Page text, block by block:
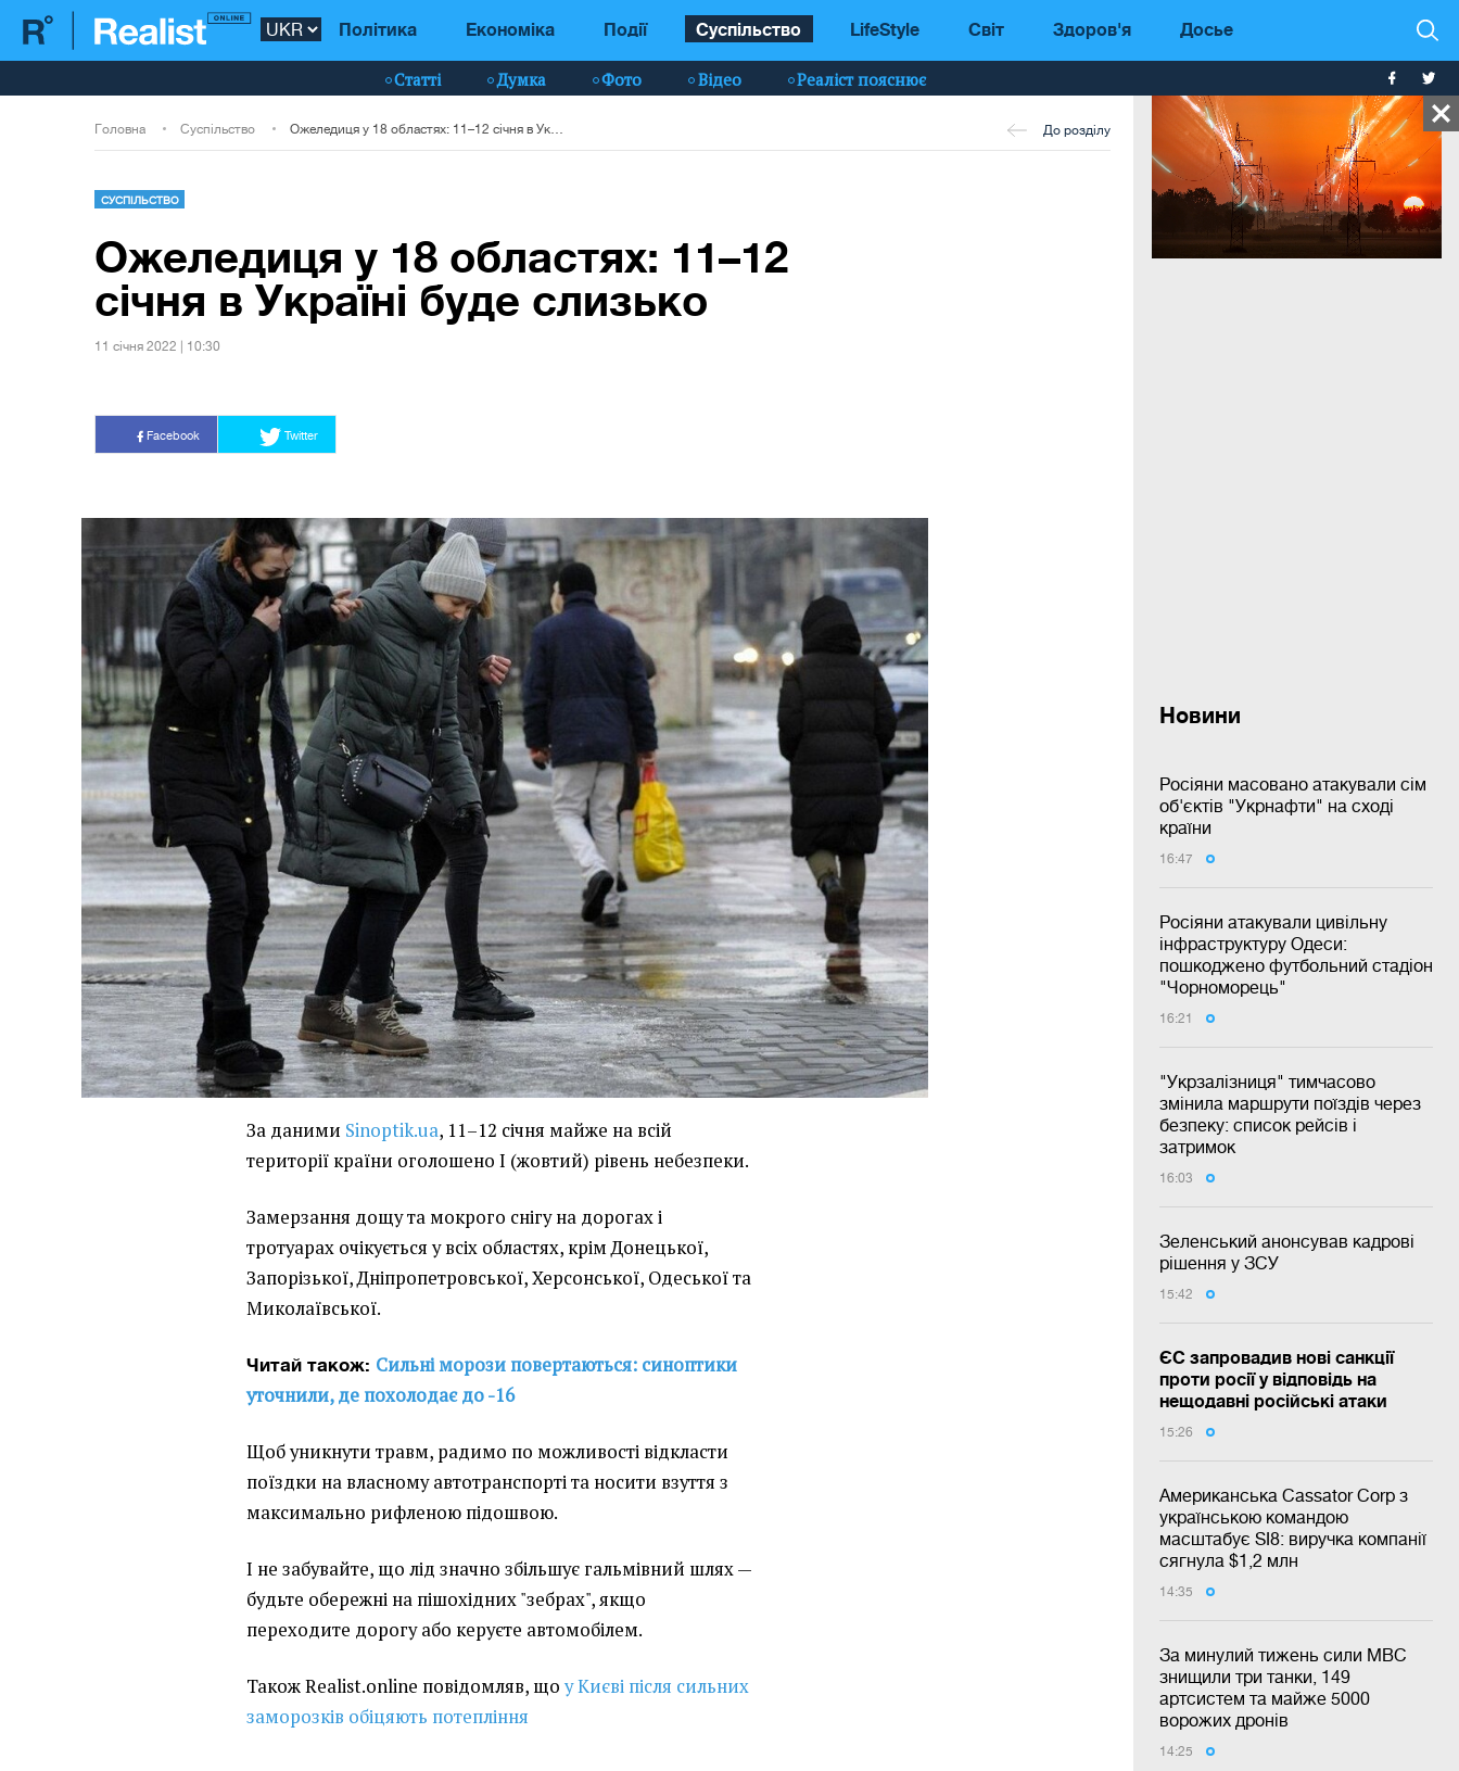
Політика Економіка Події Суспільство LifeStyle Світ Здоров'я Досье
Статті Думка Фото Відео Реаліст пояснює
Новини
Росіяни масовано атакували сім
об'єктів "Укрнафти" на сході
країни
16:47
Росіяни атакували цивільну
інфраструктуру Одеси:
пошкоджено футбольний стадіон
"Чорноморець"
16:21
"Укрзалізниця" тимчасово
змінила маршрути поїздів через
безпеку: список рейсів і
затримок
16:03
Зеленський анонсував кадрові
рішення у ЗСУ
15:42
ЄС запровадив нові санкції
проти росії у відповідь на
нещодавні російські атаки
15:26
Американська Cassator Corp з
українською командою
масштабує SI8: виручка компанії
сягнула $1,2 млн
14:35
За минулий тижень сили МВС
знищили три танки, 149
артсистем та майже 5000
ворожих дронів
14:25
Головна Суспільство До розділу
СУСПІЛЬСТВО
Ожеледиця у 18 областях: 11–12
січня в Україні буде слизько
11 сiчня 2022 | 10:30
Facebook Twitter
За даними Sinoptik.ua, 11–12 січня майже на всій
території країни оголошено І (жовтий) рівень небезпеки.
Замерзання дощу та мокрого снігу на дорогах і
тротуарах очікується у всіх областях, крім Донецької,
Запорізької, Дніпропетровської, Херсонської, Одеської та
Миколаївської.
Читай також: Сильні морози повертаються: синоптики
уточнили, де похолодає до -16
Щоб уникнути травм, радимо по можливості відкласти
поїздки на власному автотранспорті та носити взуття з
максимально рифленою підошвою.
І не забувайте, що лід значно збільшує гальмівний шлях —
будьте обережні на пішохідних "зебрах", якщо
переходите дорогу або керуєте автомобілем.
Також Realist.online повідомляв, щоу Києві після сильних
заморозків обіцяють потепління